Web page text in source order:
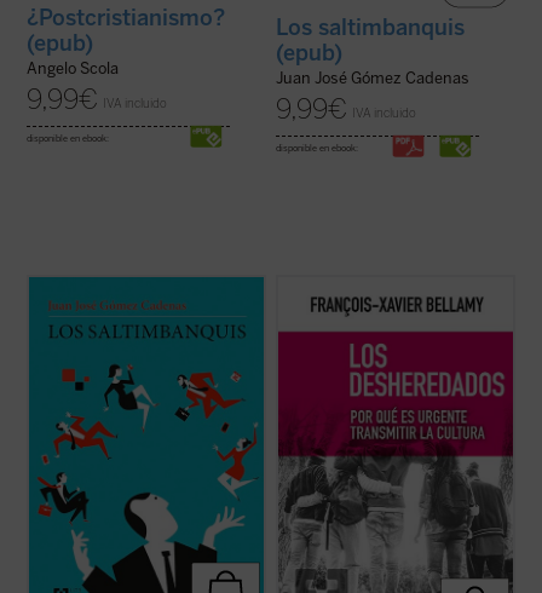
¿Postcristianismo?
(epub)
Angelo Scola
9,99€ IVA incluido
disponible en ebook:
Los saltimbanquis
(epub)
Juan José Gómez Cadenas
9,99€ IVA incluido
disponible en ebook:
de despachos de acero y metacrilato,
cámaras ocultas, selectos restaurantes y
exclusivos clubs deportivos, con
cada palabra tiene un precio.
La trama arranca ...(ver ficha)
Bellamy expone aquí de forma precisa y
brillante, a través de las figuras de
principales hitos del proceso de ruptura de
la transmisión de la cultura que ha tenido
lugar en los últimos siglos en Europa.... (ver